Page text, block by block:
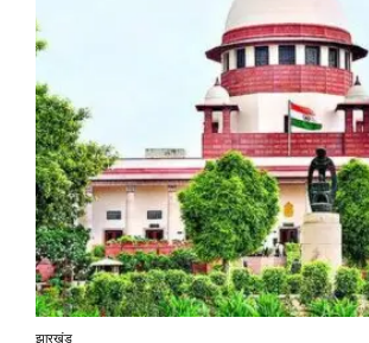
झारखंड